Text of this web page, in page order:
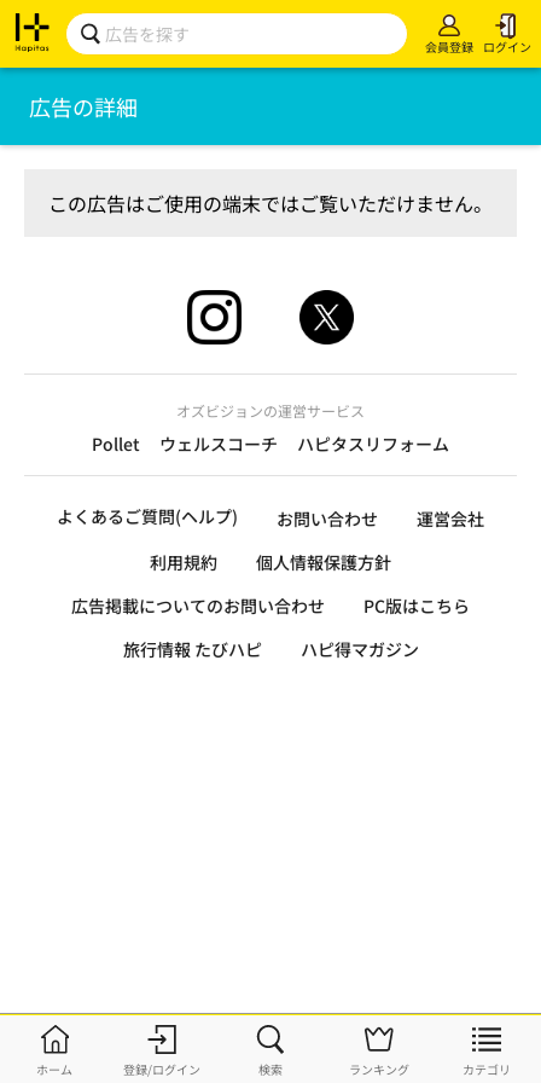
会員登録 ログイン
ホーム 登録/ログイン 検索 ランキング カテゴリ
広告の詳細
この広告はご使用の端末ではご覧いただけません。
オズビジョンの運営サービス
Pollet ウェルスコーチ ハピタスリフォーム
よくあるご質問(ヘルプ) お問い合わせ
運営会社
利用規約
個人情報保護方針
広告掲載についてのお問い合わせ
PC版はこちら
旅行情報 たびハピ
ハピ得マガジン